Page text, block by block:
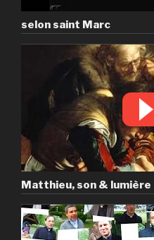
selon saint Marc
Matthieu, son & lumière